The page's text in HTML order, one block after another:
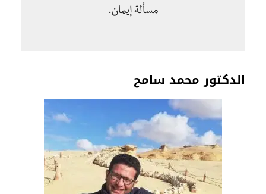
مسألة إيمان.
الدكتور محمد سامح